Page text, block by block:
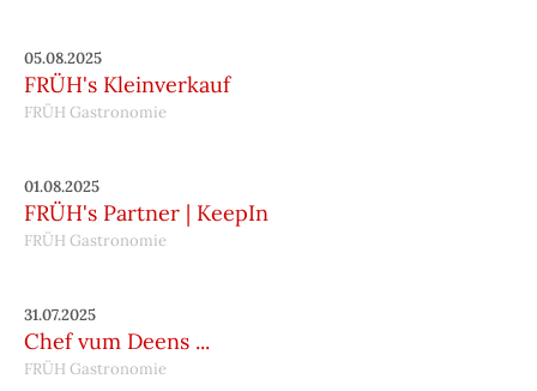
05.08.2025
FRÜH's Kleinverkauf
FRÜH Gastronomie
01.08.2025
FRÜH's Partner | KeepIn
FRÜH Gastronomie
31.07.2025
Chef vum Deens ...
FRÜH Gastronomie